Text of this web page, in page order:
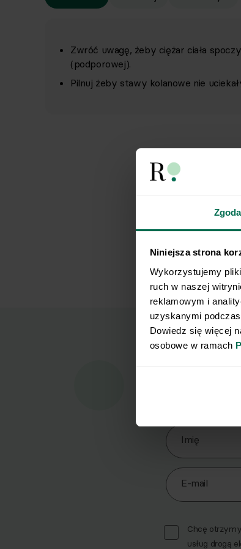
Zgoda
Niniejsza strona
Wykorzystujemy
ruch w naszej
reklamowym i
uzyskanymi
Dowiedz się więcej
osobowe w ramach
Zwróć uwagę, żeby ciężar ciała
(podporowej).
Pilnuj żeby stawy kolanowe nie
Imię
E-mail
Chcę
usług drogą